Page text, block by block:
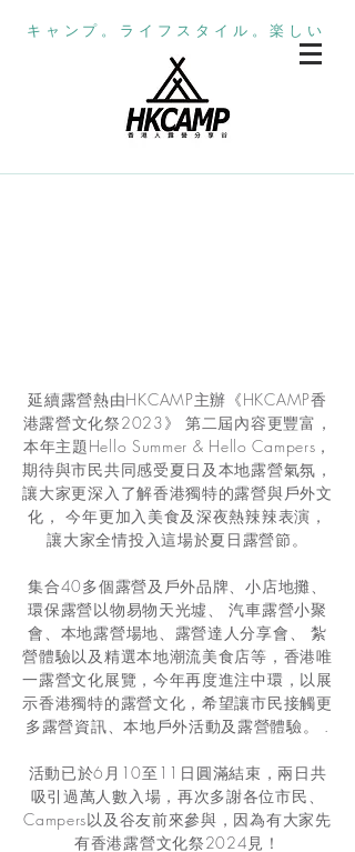
キャンプ。ライフスタイル。楽しい
延續露營熱由HKCAMP主辦《HKCAMP香
港露營文化祭2023》 第二屆內容更豐富，
本年主題Hello Summer & Hello Campers，
期待與市民共同感受夏日及本地露營氣氛，
讓大家更深入了解香港獨特的露營與戶外文
化， 今年更加入美食及深夜熱辣辣表演，
讓大家全情投入這場於夏日露營節。
集合40多個露營及戶外品牌、小店地攤、
環保露營以物易物天光墟、 汽車露營小聚
會、本地露營場地、露營達人分享會、 紮
營體驗以及精選本地潮流美食店等，香港唯
一露營文化展覽，今年再度進注中環，以展
示香港獨特的露營文化，希望讓市民接觸更
多露營資訊、本地戶外活動及露營體驗。 .
活動已於6月10至11日圓滿結束，兩日共
吸引過萬人數入場，再次多謝各位市民、
Campers以及谷友前來參與，因為有大家先
有香港露營文化祭2024見！